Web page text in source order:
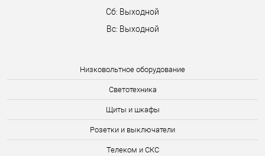
Низковольтное оборудование
Светотехника
Щиты и шкафы
Розетки и выключатели
Телеком и СКС
Сб: Выходной
Вс: Выходной